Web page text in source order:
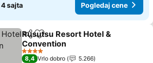
4 sajta Pogledaj cene
Deli Dodati u favorite
Rusutsu Resort Hotel &
Convention
4 Zvezdice
8,4 Vrlo dobro
5.266